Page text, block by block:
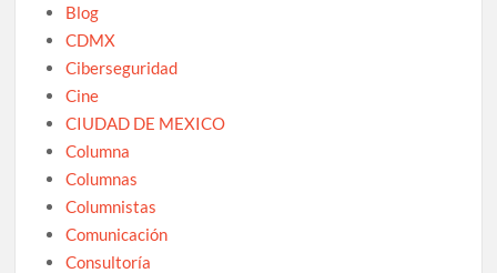
Blog
CDMX
Ciberseguridad
Cine
CIUDAD DE MEXICO
Columna
Columnas
Columnistas
Comunicación
Consultoría